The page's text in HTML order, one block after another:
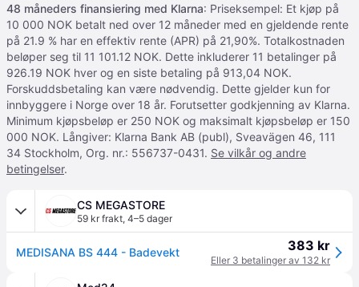
48 måneders finansiering med Klarna: Priseksempel: Et kjøp på
10 000 NOK betalt ned over 12 måneder med en gjeldende rente
på 21.9 % har en effektiv rente (APR) på 21,90%. Totalkostnaden
beløper seg til 11 101.12 NOK. Dette inkluderer 11 betalinger på
926.19 NOK hver og en siste betaling på 913,04 NOK.
Forskuddsbetaling kan være nødvendig. Dette gjelder kun for
innbyggere i Norge over 18 år. Forutsetter godkjenning av Klarna.
Minimum kjøpsbeløp er 250 NOK og maksimalt kjøpsbeløp er 150
000 NOK. Långiver: Klarna Bank AB (publ), Sveavägen 46, 111
34 Stockholm, Org. nr.: 556737-0431. Se vilkår og andre
betingelser.
CS MEGASTORE
59 kr frakt, 4–5 dager
MEDISANA BS 444 - Badevekt 383 kr
Eller 3 betalinger av 132 kr